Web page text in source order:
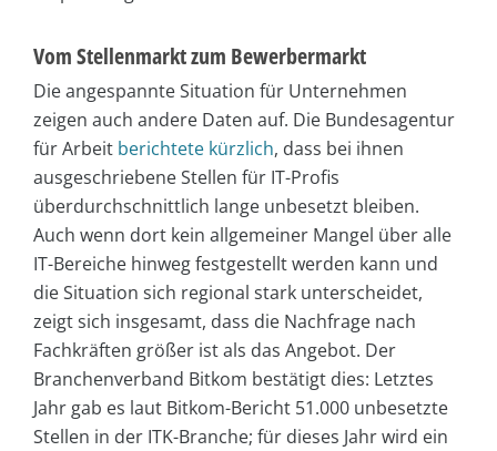
Vom Stellenmarkt zum Bewerbermarkt
Die angespannte Situation für Unternehmen
zeigen auch andere Daten auf. Die Bundesagentur
für Arbeit berichtete kürzlich, dass bei ihnen
ausgeschriebene Stellen für IT-Profis
überdurchschnittlich lange unbesetzt bleiben.
Auch wenn dort kein allgemeiner Mangel über alle
IT-Bereiche hinweg festgestellt werden kann und
die Situation sich regional stark unterscheidet,
zeigt sich insgesamt, dass die Nachfrage nach
Fachkräften größer ist als das Angebot. Der
Branchenverband Bitkom bestätigt dies: Letztes
Jahr gab es laut Bitkom-Bericht 51.000 unbesetzte
Stellen in der ITK-Branche; für dieses Jahr wird ein